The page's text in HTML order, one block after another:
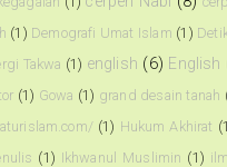
(1) Demografi Umat Islam (1)
Takwa (1) english (6) English
(1) Gowa (1) grand desain tanah
(1) Hukum Akhirat
(1) Ikhwanul Muslimin (1)